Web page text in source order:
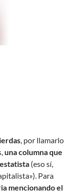
, por llamarlo
una columna que
(eso sí,
Para
mencionando el